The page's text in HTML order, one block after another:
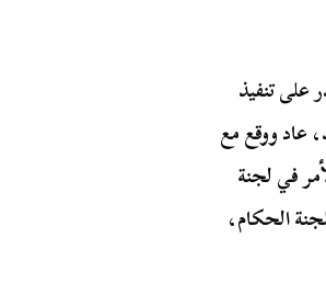
ولم يقدر على تنفيذ
عاد ووقع مع
في لجنة
الحكام،